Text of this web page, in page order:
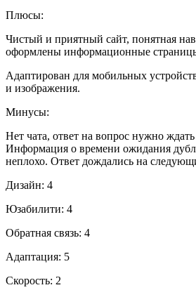
Плюсы:
Чистый и приятный сайт, понятная
оформлены информационные
Адаптирован для мобильных
и изображения.
Минусы:
Нет чата, ответ на вопрос нужно
Информация о времени ожидания
неплохо. Ответ дождались на
Дизайн: 4
Юзабилити: 4
Обратная связь: 4
Адаптация: 5
Скорость: 2